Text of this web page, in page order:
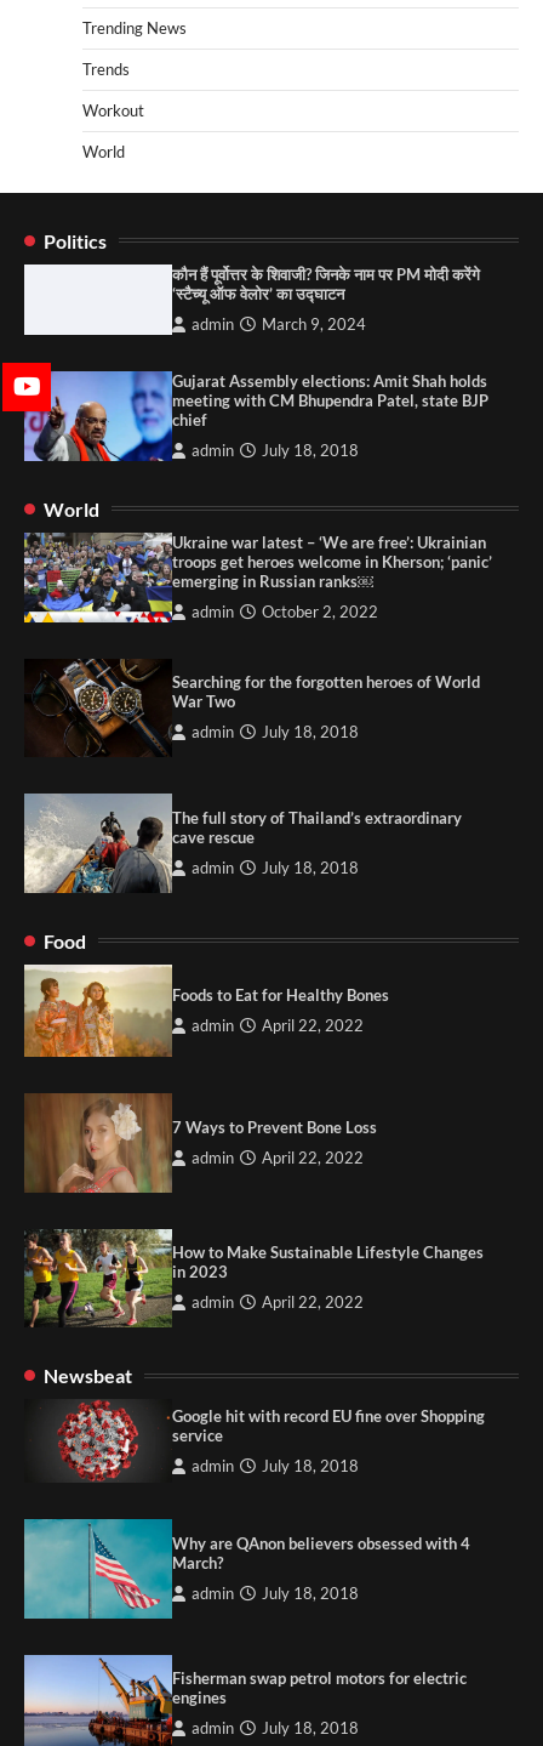
Trending News
Trends
Workout
World
Politics
कौन हैं पूर्वोत्तर के शिवाजी? जिनके नाम पर PM मोदी करेंगे
‘स्टैच्यू ऑफ वेलोर’ का उद्घाटन
admin March 9, 2024
Gujarat Assembly elections: Amit Shah holds
meeting with CM Bhupendra Patel, state BJP
chief
admin July 18, 2018
World
Ukraine war latest – ‘We are free’: Ukrainian
troops get heroes welcome in Kherson; ‘panic’
emerging in Russian ranks￼
admin October 2, 2022
Searching for the forgotten heroes of World
War Two
admin July 18, 2018
The full story of Thailand’s extraordinary
cave rescue
admin July 18, 2018
Food
Foods to Eat for Healthy Bones
admin April 22, 2022
7 Ways to Prevent Bone Loss
admin April 22, 2022
How to Make Sustainable Lifestyle Changes
in 2023
admin April 22, 2022
Newsbeat
Google hit with record EU fine over Shopping
service
admin July 18, 2018
Why are QAnon believers obsessed with 4
March?
admin July 18, 2018
Fisherman swap petrol motors for electric
engines
admin July 18, 2018